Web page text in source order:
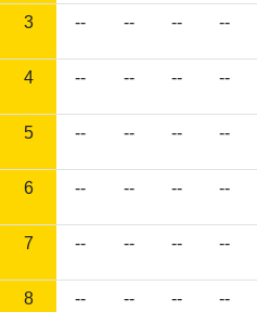
3 -- -- -- --
4 -- -- -- --
5 -- -- -- --
6 -- -- -- --
7 -- -- -- --
8 -- -- -- --